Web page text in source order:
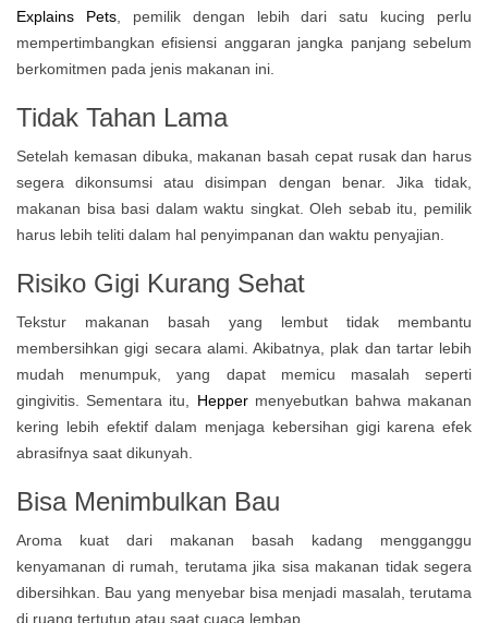
Explains Pets, pemilik dengan lebih dari satu kucing perlu
mempertimbangkan efisiensi anggaran jangka panjang sebelum
berkomitmen pada jenis makanan ini.
Tidak Tahan Lama
Setelah kemasan dibuka, makanan basah cepat rusak dan harus
segera dikonsumsi atau disimpan dengan benar. Jika tidak,
makanan bisa basi dalam waktu singkat. Oleh sebab itu, pemilik
harus lebih teliti dalam hal penyimpanan dan waktu penyajian.
Risiko Gigi Kurang Sehat
Tekstur makanan basah yang lembut tidak membantu
membersihkan gigi secara alami. Akibatnya, plak dan tartar lebih
mudah menumpuk, yang dapat memicu masalah seperti
gingivitis. Sementara itu,
Heppermenyebutkan bahwa makanan
kering lebih efektif dalam menjaga kebersihan gigi karena efek
abrasifnya saat dikunyah.
Bisa Menimbulkan Bau
Aroma kuat dari makanan basah kadang mengganggu
kenyamanan di rumah, terutama jika sisa makanan tidak segera
dibersihkan. Bau yang menyebar bisa menjadi masalah, terutama
di ruang tertutup atau saat cuaca lembap.